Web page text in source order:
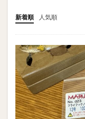
新着順 人気順